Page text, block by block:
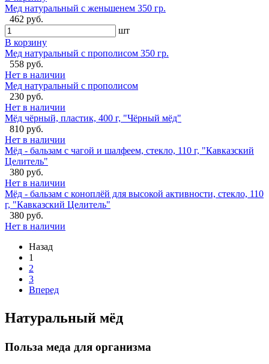
Мед натуральный с женьшенем 350 гр.
462 руб.
шт
В корзину
Мед натуральный с прополисом 350 гр.
558 руб.
Нет в наличии
Мед натуральный с прополисом
230 руб.
Нет в наличии
Мёд чёрный, пластик, 400 г, "Чёрный мёд"
810 руб.
Нет в наличии
Мёд - бальзам с чагой и шалфеем, стекло, 110 г, "Кавказский
Целитель"
380 руб.
Нет в наличии
Мёд - бальзам с коноплёй для высокой активности, стекло, 110
г, "Кавказский Целитель"
380 руб.
Нет в наличии
Назад
1
2
3
Вперед
Натуральный мёд
Польза меда для организма